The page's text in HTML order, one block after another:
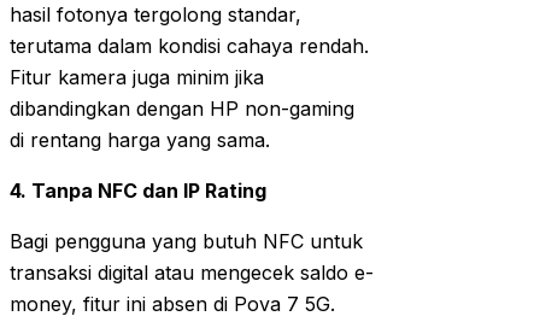
hasil fotonya tergolong standar,
terutama dalam kondisi cahaya rendah.
Fitur kamera juga minim jika
dibandingkan dengan HP non-gaming
di rentang harga yang sama.
4. Tanpa NFC dan IP Rating
Bagi pengguna yang butuh NFC untuk
transaksi digital atau mengecek saldo e-
money, fitur ini absen di Pova 7 5G.